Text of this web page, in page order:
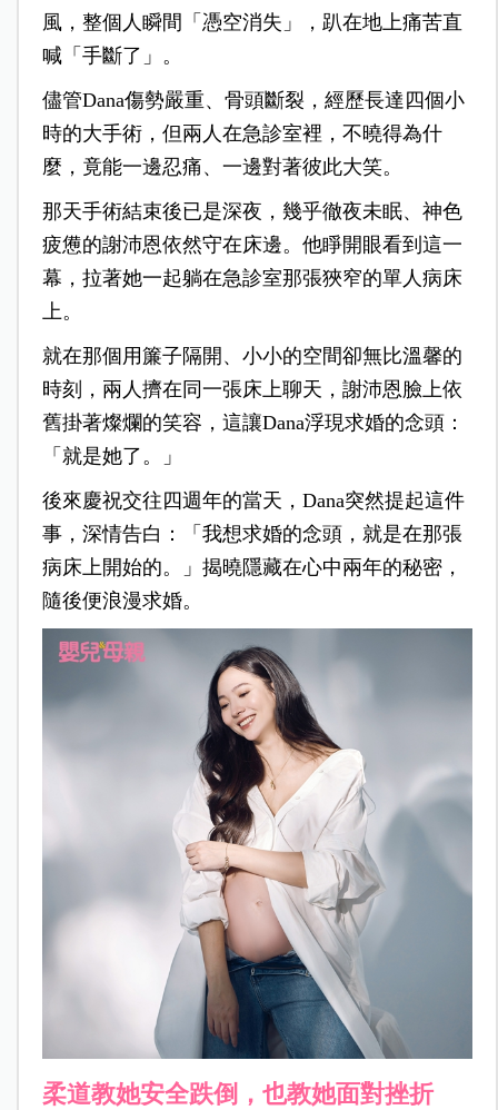
風，整個人瞬間「憑空消失」，趴在地上痛苦直
喊「手斷了」。
儘管Dana傷勢嚴重、骨頭斷裂，經歷長達四個小
時的大手術，但兩人在急診室裡，不曉得為什
麼，竟能一邊忍痛、一邊對著彼此大笑。
那天手術結束後已是深夜，幾乎徹夜未眠、神色
疲憊的謝沛恩依然守在床邊。他睜開眼看到這一
幕，拉著她一起躺在急診室那張狹窄的單人病床
上。
就在那個用簾子隔開、小小的空間卻無比溫馨的
時刻，兩人擠在同一張床上聊天，謝沛恩臉上依
舊掛著燦爛的笑容，這讓Dana浮現求婚的念頭：
「就是她了。」
後來慶祝交往四週年的當天，Dana突然提起這件
事，深情告白：「我想求婚的念頭，就是在那張
病床上開始的。」揭曉隱藏在心中兩年的秘密，
隨後便浪漫求婚。
柔道教她安全跌倒，也教她面對挫折